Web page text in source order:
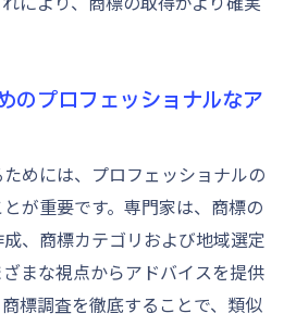
のプロフェッショナルなア
めには、プロフェッショナルの
が重要です。専門家は、商標の
、商標カテゴリおよび地域選定
まな視点からアドバイスを提供
標調査を徹底することで、類似